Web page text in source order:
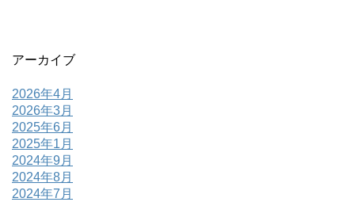
アーカイブ
2026年4月
2026年3月
2025年6月
2025年1月
2024年9月
2024年8月
2024年7月